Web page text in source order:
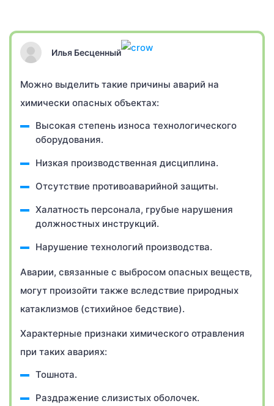
Илья Бесценный
Можно выделить такие причины аварий на
химически опасных объектах:
Высокая степень износа технологического
оборудования.
Низкая производственная дисциплина.
Отсутствие противоаварийной защиты.
Халатность персонала, грубые нарушения
должностных инструкций.
Нарушение технологий производства.
Аварии, связанные с выбросом опасных веществ,
могут произойти также вследствие природных
катаклизмов (стихийное бедствие).
Характерные признаки химического отравления
при таких авариях:
Тошнота.
Раздражение слизистых оболочек.